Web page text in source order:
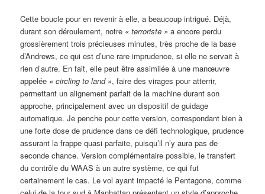
Cette boucle pour en revenir à elle, a beaucoup intrigué. Déjà,
durant son déroulement, notre « terroriste » a encore perdu
grossièrement trois précieuses minutes, très proche de la base
d’Andrews, ce qui est d’une rare imprudence, si elle ne servait à
rien d’autre. En fait, elle peut être assimilée à une manœuvre
appelée «circling to land », faire des virages pour atterrir,
permettant un alignement parfait de la machine durant son
approche, principalement avec un dispositif de guidage
automatique. Je penche pour cette version, correspondant bien à
une forte dose de prudence dans ce défi technologique, prudence
assurant la frappe quasi parfaite, puisqu’il n’y aura pas de
seconde chance. Version complémentaire possible, le transfert
du contrôle du WAAS à un autre système, ce qui fut
certainement le cas. Le vol ayant impacté le Pentagone, comme